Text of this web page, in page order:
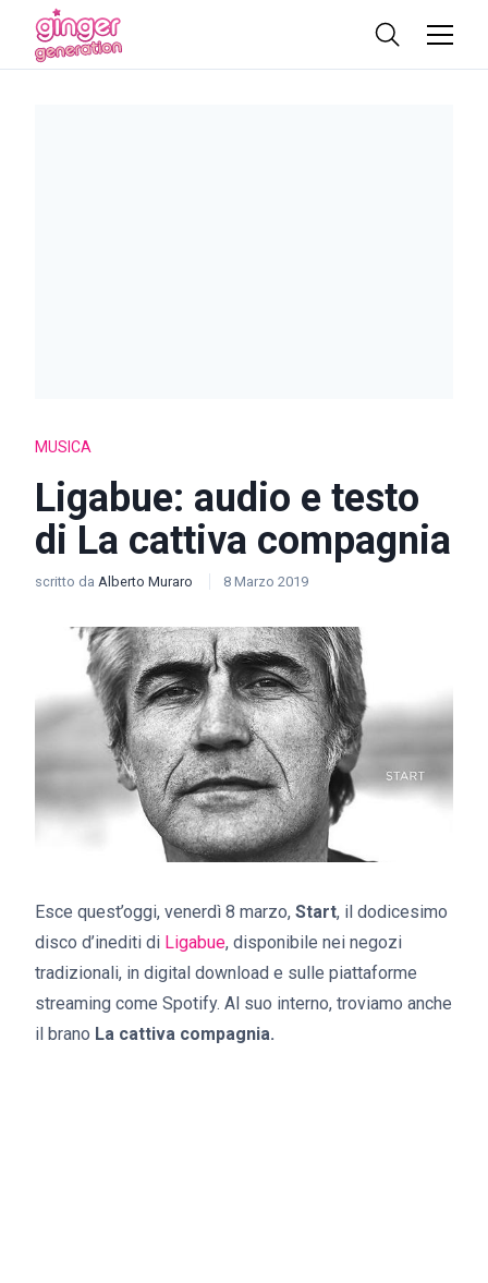
MUSICA
Ligabue: audio e testo
di La cattiva compagnia
scritto da Alberto Muraro 8 Marzo 2019
Esce quest’oggi, venerdì 8 marzo, Start, il dodicesimo
disco d’inediti di Ligabue, disponibile nei negozi
tradizionali, in digital download e sulle piattaforme
streaming come Spotify. Al suo interno, troviamo anche
il brano La cattiva compagnia.